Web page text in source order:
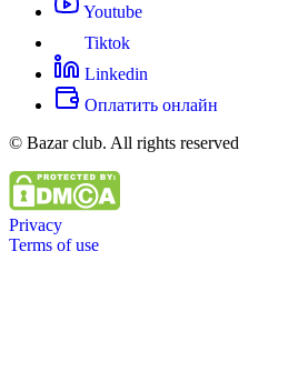
Youtube
Tiktok
Linkedin
Оплатить онлайн
© Bazar club. All rights reserved
Privacy
Terms of use